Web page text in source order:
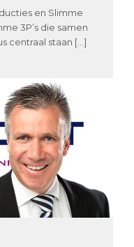
en Slimme
3P’s die samen
centraal staan […]